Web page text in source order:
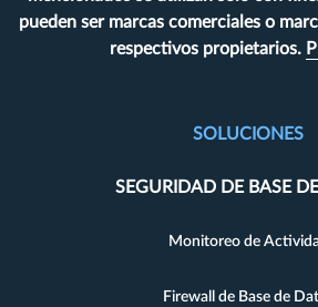
pueden ser marcas comerciales o
respectivos propietarios.
SOLUCIONES
SEGURIDAD DE BASE
Monitoreo de
Firewall de Base de